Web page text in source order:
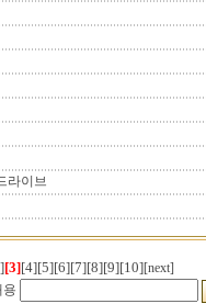
라이브
[3][4][5][6][7][8][9][10][next]
용